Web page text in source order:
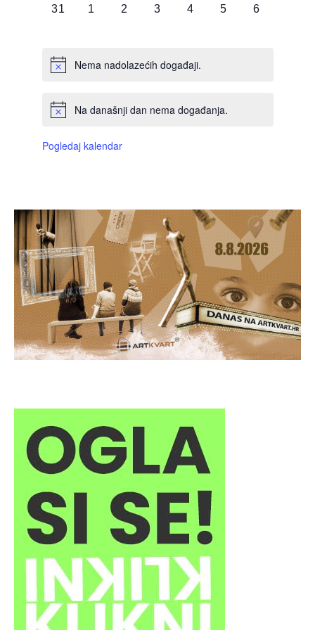
0
31
0
1
0
2
0
3
0
4
0
5
0
6
Nema nadolazećih događaji.
Na današnji dan nema događanja.
Pogledaj kalendar